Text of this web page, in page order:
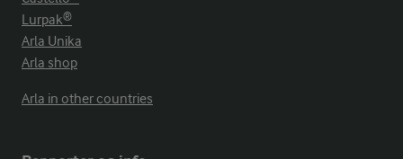
Lurpak®
Arla Unika
Arla shop
Arla in other countries